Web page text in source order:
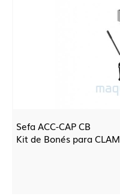
Sefa ACC-CAP CB
Kit de Bonés para